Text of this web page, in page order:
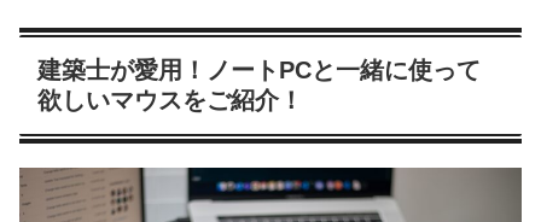
建築士が愛用！ノートPCと一緒に使って
欲しいマウスをご紹介！